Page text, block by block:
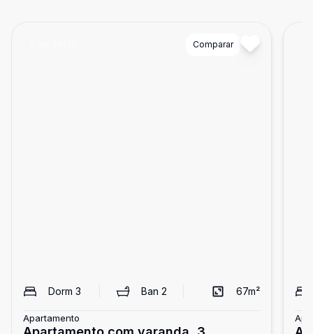
Comparar
Dorm 3 Ban2 67m²
Apartamento